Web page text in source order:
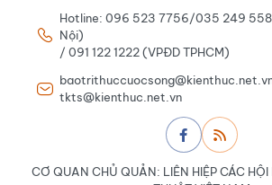
Hotline: 096 523 7756/035 249
Nội)
/ 091 122 1222 (VPĐD TPHCM)
tkts@kienthuc.net.vn
CƠ QUAN CHỦ QUẢN: LIÊN HIỆP CÁC